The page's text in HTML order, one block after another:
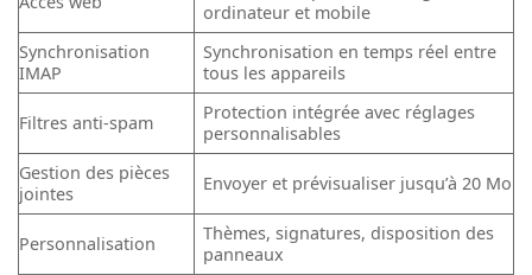
ordinateur et mobile
Synchronisation
IMAP
Synchronisation en temps réel entre
tous les appareils
Filtres anti-spam
Protection intégrée avec réglages
personnalisables
Gestion des pièces
jointes
Envoyer et prévisualiser jusqu’à 20 Mo
Personnalisation
Thèmes, signatures, disposition des
panneaux